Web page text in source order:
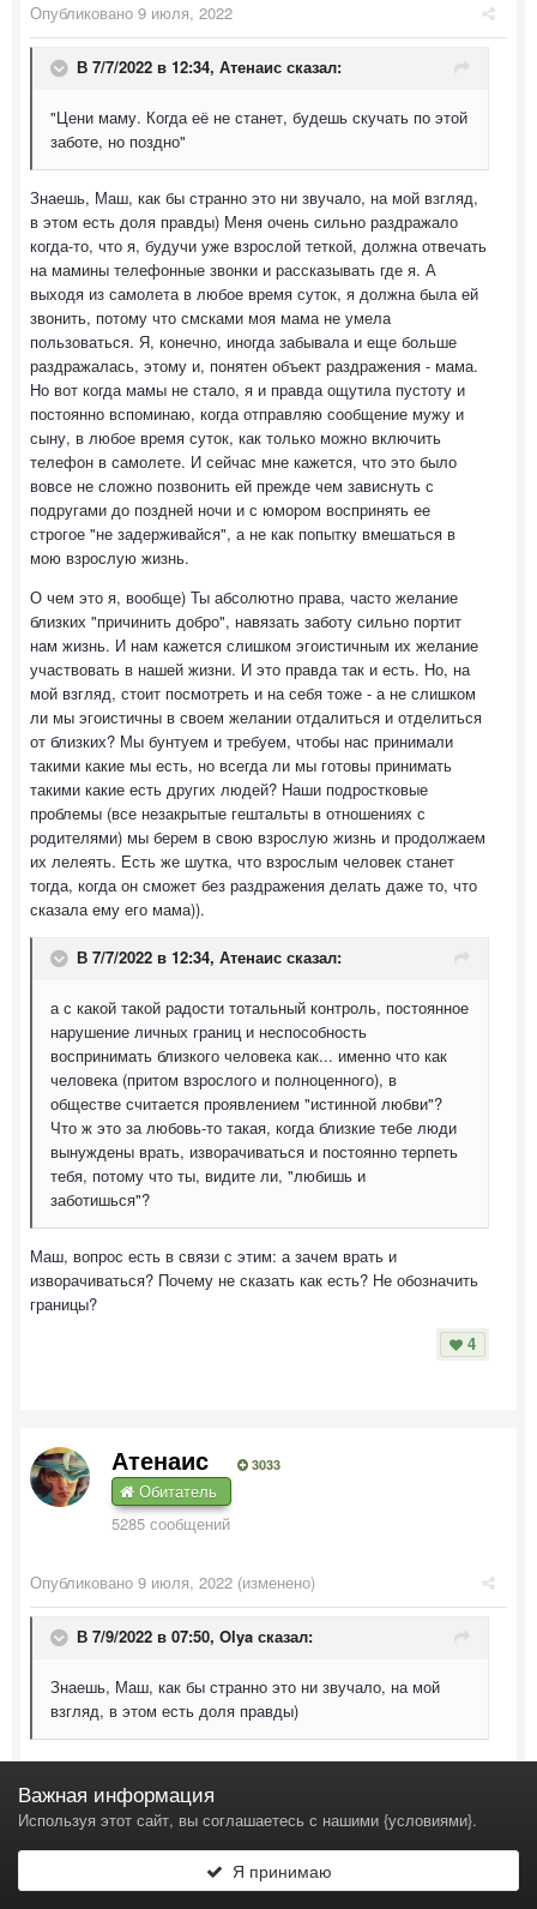
Опубликовано 9 июля, 2022
В 7/7/2022 в 12:34, Атенаис сказал:
"Цени маму. Когда её не станет, будешь скучать по этой
заботе, но поздно"
Знаешь, Маш, как бы странно это ни звучало, на мой взгляд,
в этом есть доля правды) Меня очень сильно раздражало
когда-то, что я, будучи уже взрослой теткой, должна отвечать
на мамины телефонные звонки и рассказывать где я. А
выходя из самолета в любое время суток, я должна была ей
звонить, потому что смсками моя мама не умела
пользоваться. Я, конечно, иногда забывала и еще больше
раздражалась, этому и, понятен объект раздражения - мама.
Но вот когда мамы не стало, я и правда ощутила пустоту и
постоянно вспоминаю, когда отправляю сообщение мужу и
сыну, в любое время суток, как только можно включить
телефон в самолете. И сейчас мне кажется, что это было
вовсе не сложно позвонить ей прежде чем зависнуть с
подругами до поздней ночи и с юмором воспринять ее
строгое "не задерживайся", а не как попытку вмешаться в
мою взрослую жизнь.
О чем это я, вообще) Ты абсолютно права, часто желание
близких "причинить добро", навязать заботу сильно портит
нам жизнь. И нам кажется слишком эгоистичным их желание
участвовать в нашей жизни. И это правда так и есть. Но, на
мой взгляд, стоит посмотреть и на себя тоже - а не слишком
ли мы эгоистичны в своем желании отдалиться и отделиться
от близких? Мы бунтуем и требуем, чтобы нас принимали
такими какие мы есть, но всегда ли мы готовы принимать
такими какие есть других людей? Наши подростковые
проблемы (все незакрытые гештальты в отношениях с
родителями) мы берем в свою взрослую жизнь и продолжаем
их лелеять. Есть же шутка, что взрослым человек станет
тогда, когда он сможет без раздражения делать даже то, что
сказала ему его мама)).
В 7/7/2022 в 12:34, Атенаис сказал:
а с какой такой радости тотальный контроль, постоянное
нарушение личных границ и неспособность
воспринимать близкого человека как... именно что как
человека (притом взрослого и полноценного), в
обществе считается проявлением "истинной любви"?
Что ж это за любовь-то такая, когда близкие тебе люди
вынуждены врать, изворачиваться и постоянно терпеть
тебя, потому что ты, видите ли, "любишь и
заботишься"?
Маш, вопрос есть в связи с этим: а зачем врать и
изворачиваться? Почему не сказать как есть? Не обозначить
границы?
4
Атенаис 3033
Обитатель
5285 сообщений
Опубликовано 9 июля, 2022 (изменено)
В 7/9/2022 в 07:50, Olya сказал:
Знаешь, Маш, как бы странно это ни звучало, на мой
взгляд, в этом есть доля правды)
Ключевое слово "доля".) Это не истина, возведённая в
абсолют.)
Но, на мой взгляд, стоит посмотреть и на себя тоже - а
Важная информация
Используя этот сайт, вы соглашаетесь с нашими {условиями}.
Я принимаю